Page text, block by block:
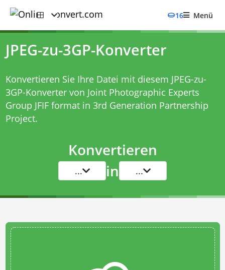
16 Menü
JPEG-zu-3GP-Konverter
Konvertieren Sie Ihre Datei mit diesem JPEG-zu-
3GP-Konvertervon Joint Photographic Experts
Group JFIF format in 3rd Generation Partnership
Project.
Konvertieren
... in ...